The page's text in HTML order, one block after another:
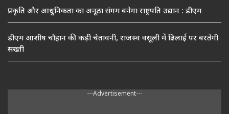
प्रकृति और आधुनिकता का अनूठा संगम बनेगा राष्ट्रपति उद्यान : डीएम
डीएम आशीष चौहान की कड़ी चेतावनी, राजस्व वसूली में ढिलाई पर बरतेगी
सख्ती
---Advertisement---